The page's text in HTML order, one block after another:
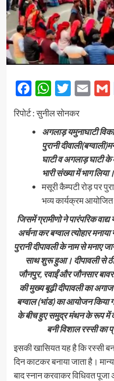
Facebook
रिपोर्ट : सुनील सोनकर
अगलाड़ यमुनाघाटी
पुरानी
घाटी व अगलाड़ घाटी के
भारी संख्या में भाग लिया।
मसूरी कैम्पटी रोड़ पर
भव्य कार्यक्रम आयोजित
जिसमें ग्रामीणो ने पारंपरिक
अर्चना कर बग्वाल त्योहार मनाया
पुरानी दीपावली के नाम से मनाए
साथ शुरू हुआ। दीपावली से
जौनपुर, रवाईं और जौनसार बावर
की मुख्य बूढ़ी दीपावली का
बग्वाल (भांड) का आयोजन
के बीच हुए समुद्र मंथन के रूप में
बनी विशाल रस्सी का
इसकी खासियत यह है कि रस्सी
दिन काटकर बनाया जाता है।
बाद स्नान करवाकर विधिवत पूजा